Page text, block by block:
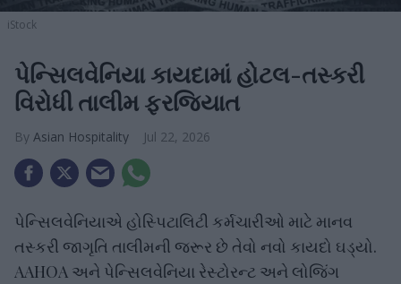
iStock
પેન્સિલવેનિયા કાયદામાં હોટલ-તસ્કરી
વિરોધી તાલીમ ફરજિયાત
Asian Hospitality Jul 22, 2026
પેન્સિલવેનિયાએ હોસ્પિટાલિટી કર્મચારીઓ માટે માનવ
તસ્કરી જાગૃતિ તાલીમની જરૂર છે તેવો નવો કાયદો ઘડ્યો.
AAHOA અને પેન્સિલવેનિયા રેસ્ટોરન્ટ અને લોજિંગ